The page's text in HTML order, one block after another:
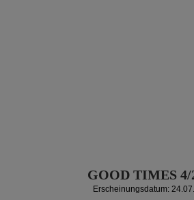
GOOD TIMES 4/
Erscheinungsdatum: